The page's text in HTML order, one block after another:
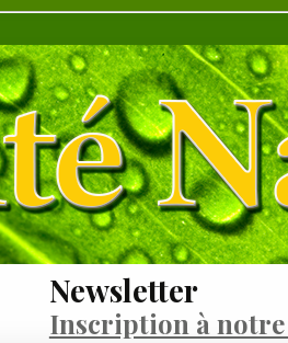
Newsletter
Inscription à